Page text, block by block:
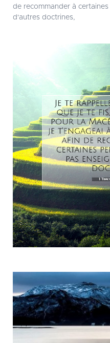
de recommander à
d'autres doctrines,